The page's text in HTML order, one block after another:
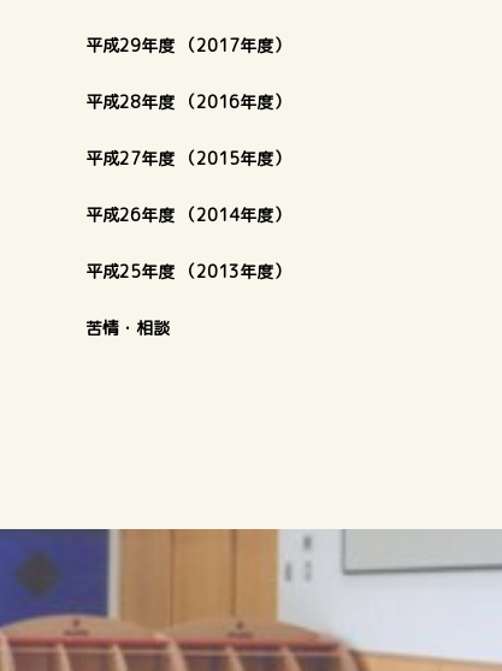
平成29年度 （2017年度）
平成28年度 （2016年度）
平成27年度 （2015年度）
平成26年度 （2014年度）
平成25年度 （2013年度）
苦情・相談